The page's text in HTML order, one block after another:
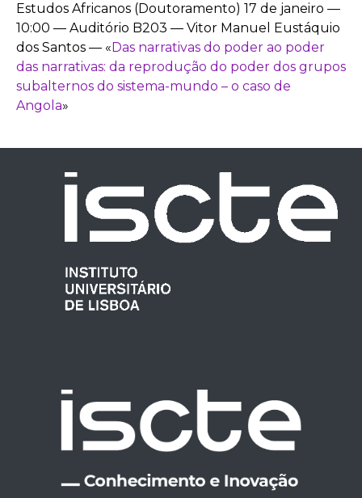
Estudos Africanos (Doutoramento) 17 de janeiro —
10:00 — Auditório B203 — Vitor Manuel Eustáquio
dos Santos — « Das narrativas do poder ao poder
das narrativas: da reprodução do poder dos grupos
subalternos do sistema-mundo – o caso de
Angola»